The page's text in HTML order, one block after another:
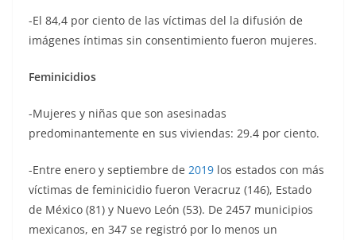
-El 84,4 por ciento de las víctimas del la difusión de
imágenes íntimas sin consentimiento fueron mujeres.
Feminicidios
-Mujeres y niñas que son asesinadas
predominantemente en sus viviendas: 29.4 por ciento.
-Entre enero y septiembre de 2019 los estados con más
víctimas de feminicidio fueron Veracruz (146), Estado
de México (81) y Nuevo León (53). De 2457 municipios
mexicanos, en 347 se registró por lo menos un